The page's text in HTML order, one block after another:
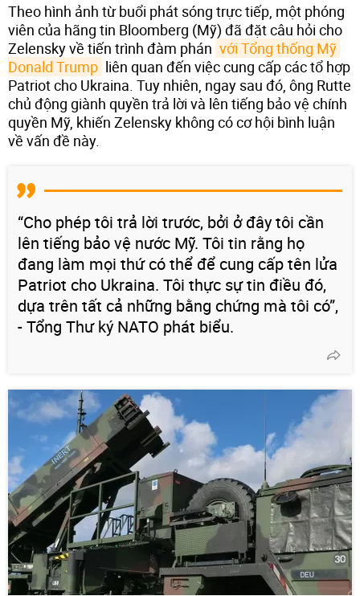
Theo hình ảnh từ buổi phát sóng trực tiếp, một phóng
viên của hãng tin Bloomberg (Mỹ) đã đặt câu hỏi cho
Zelensky về tiến trình đàm phán với Tổng thống Mỹ
Donald Trump liên quan đến việc cung cấp các tổ hợp
Patriot cho Ukraina. Tuy nhiên, ngay sau đó, ông Rutte
chủ động giành quyền trả lời và lên tiếng bảo vệ chính
quyền Mỹ, khiến Zelensky không có cơ hội bình luận
về vấn đề này.
“Cho phép tôi trả lời trước, bởi ở đây tôi cần
lên tiếng bảo vệ nước Mỹ. Tôi tin rằng họ
đang làm mọi thứ có thể để cung cấp tên lửa
Patriot cho Ukraina. Tôi thực sự tin điều đó,
dựa trên tất cả những bằng chứng mà tôi có”,
- Tổng Thư ký NATO phát biểu.